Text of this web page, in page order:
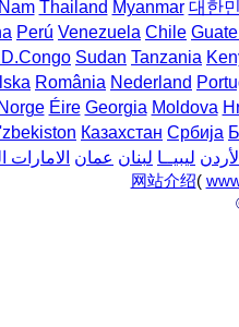
Thailand Myanmar 대한
Perú Venezuela Chile
Sudan Tanzania
România Nederland
Norge Éire Georgia Moldova
Казахстан Србија
ليبيــا لبنان عمان الامارات
网站介绍(